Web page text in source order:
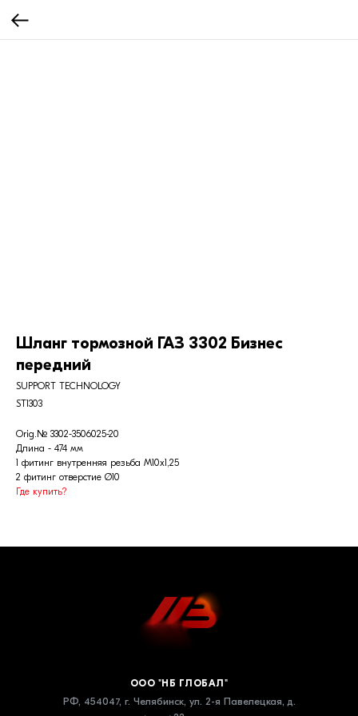
Шланг тормозной ГАЗ 3302 Бизнес
передний
SUPPORT TECHNOLOGY
ST1303
Orig.№ 3302-3506025-20
Длина - 474 мм
1 фитинг внутренняя резьба М10х1,25
2 фитинг отверстие Ø10
Где купить?
РФ, 454047, г. Челябинск, ул. 2-я Павелецкая, д.
ООО "НБ ГЛОБАЛ"